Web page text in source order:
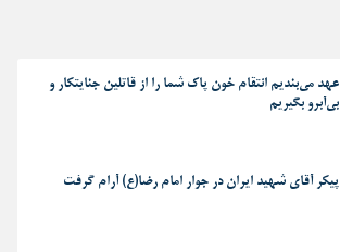
عهد می‌بندیم انتقام خون پاک شما را از قاتلین جنایتکار و
بی‌آبرو بگیریم
پیکر آقای شهید ایران در جوار امام رضا(ع) آرام گرفت